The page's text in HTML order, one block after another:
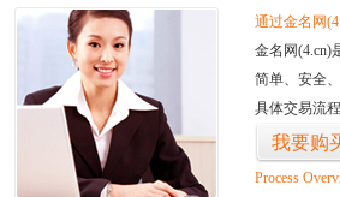
通过金名网
金名网(4.cn)
简单、安全
具体交易流
我要购
Process